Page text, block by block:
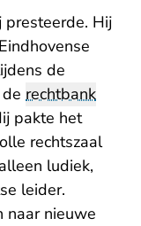
Hij
de
rechtbank
pakte het
rechtszaal
ludiek,
leider.
naar nieuwe